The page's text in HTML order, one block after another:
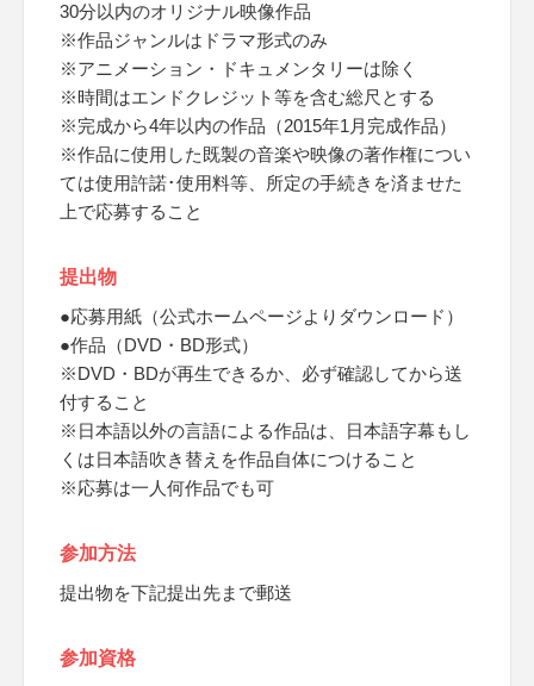
30分以内のオリジナル映像作品
※作品ジャンルはドラマ形式のみ
※アニメーション・ドキュメンタリーは除く
※時間はエンドクレジット等を含む総尺とする
※完成から4年以内の作品（2015年1月完成作品）
※作品に使用した既製の音楽や映像の著作権につい
ては使用許諾･使用料等、所定の手続きを済ませた
上で応募すること
提出物
●応募用紙（公式ホームページよりダウンロード）
●作品（DVD・BD形式）
※DVD・BDが再生できるか、必ず確認してから送
付すること
※日本語以外の言語による作品は、日本語字幕もし
くは日本語吹き替えを作品自体につけること
※応募は一人何作品でも可
参加方法
提出物を下記提出先まで郵送
参加資格